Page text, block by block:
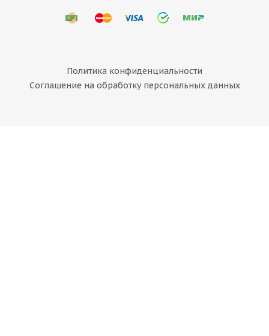
Политика конфиденциальности
Соглашение на обработку персональных данных